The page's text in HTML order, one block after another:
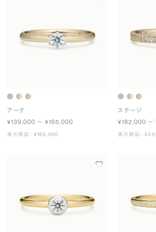
アーク
¥139,000 〜 ¥165,000
表示商品： ¥165,000
ステージ
¥182,000 〜
表示商品：